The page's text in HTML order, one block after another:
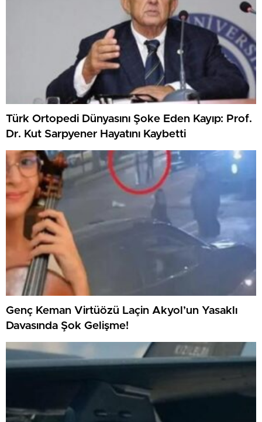
Türk Ortopedi Dünyasını Şoke Eden Kayıp: Prof.
Dr. Kut Sarpyener Hayatını Kaybetti
Genç Keman Virtüözü Laçin Akyol’un Yasaklı
Davasında Şok Gelişme!